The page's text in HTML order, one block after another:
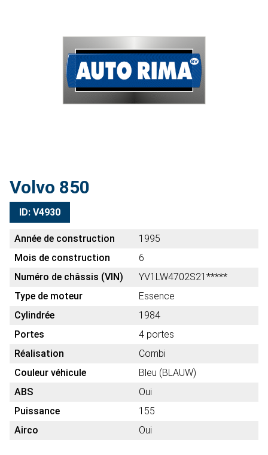
Volvo 850
ID: V4930
Année de construction
1995
Mois de construction
6
Numéro de châssis (VIN)
YV1LW4702S21*****
Type de moteur
Essence
Cylindrée
1984
Portes
4 portes
Réalisation
Combi
Couleur véhicule
Bleu (BLAUW)
ABS
Oui
Puissance
155
Airco
Oui